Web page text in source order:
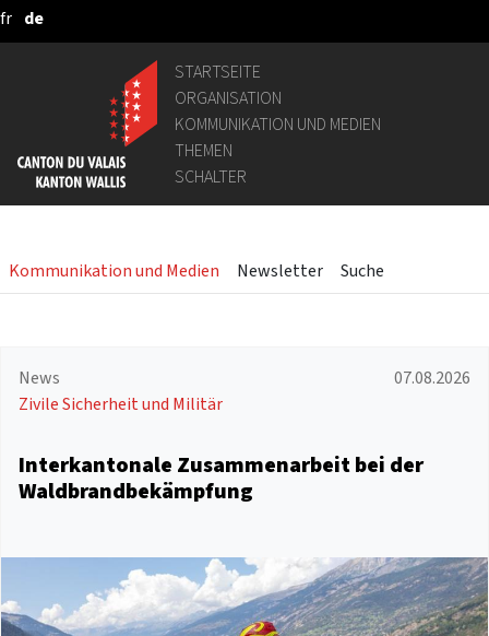
Zum Hauptinhalt springen
fr de
STARTSEITE
ORGANISATION
KOMMUNIKATION UND MEDIEN
THEMEN
SCHALTER
Kommunikation und Medien Newsletter Suche
News
07.08.2026
Zivile Sicherheit und Militär
Interkantonale Zusammenarbeit bei der
Waldbrandbekämpfung